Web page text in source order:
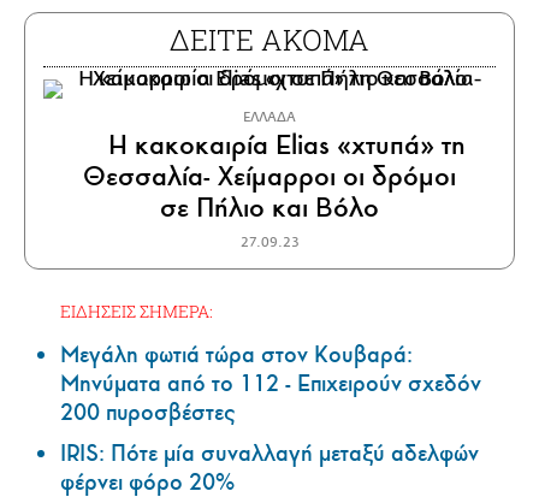
ΔΕΙΤΕ ΑΚΟΜΑ
ΕΛΛΑΔΑ
H κακοκαιρία Elias «χτυπά» τη
Θεσσαλία- Χείμαρροι οι δρόμοι
σε Πήλιο και Βόλο
27.09.23
ΕΙΔΗΣΕΙΣ ΣΗΜΕΡΑ:
Μεγάλη φωτιά τώρα στον Κουβαρά:
Μηνύματα από το 112 - Επιχειρούν σχεδόν
200 πυροσβέστες
IRIS: Πότε μία συναλλαγή μεταξύ αδελφών
φέρνει φόρο 20%